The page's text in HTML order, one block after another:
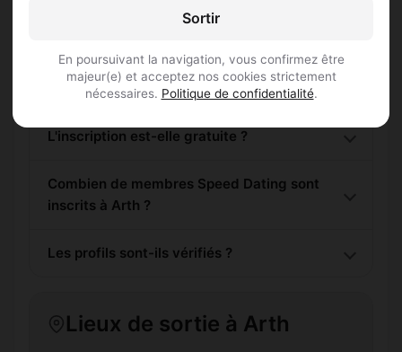
Sortir
En poursuivant la navigation, vous confirmez être
majeur(e) et acceptez nos cookies strictement
nécessaires. Politique de confidentialité.
Questions fréquentes
Comment trouver Speed Dating à Arth ?
L'inscription est-elle gratuite ?
Combien de membres Speed Dating sont
inscrits à Arth ?
Les profils sont-ils vérifiés ?
Lieux de sortie à Arth